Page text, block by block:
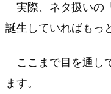
実際、ネタ扱いの「
誕生していればもっ
ここまで目を通し
ます。